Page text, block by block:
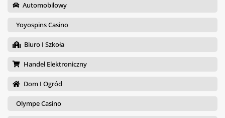
Automobilowy
Yoyospins Casino
Biuro I Szkoła
Handel Elektroniczny
Dom I Ogród
Olympe Casino